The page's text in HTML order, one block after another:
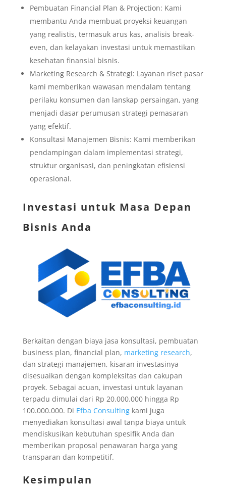
Pembuatan Financial Plan & Projection: Kami
membantu Anda membuat proyeksi keuangan
yang realistis, termasuk arus kas, analisis break-
even, dan kelayakan investasi untuk memastikan
kesehatan finansial bisnis.
Marketing Research & Strategi: Layanan riset pasar
kami memberikan wawasan mendalam tentang
perilaku konsumen dan lanskap persaingan, yang
menjadi dasar perumusan strategi pemasaran
yang efektif.
Konsultasi Manajemen Bisnis: Kami memberikan
pendampingan dalam implementasi strategi,
struktur organisasi, dan peningkatan efisiensi
operasional.
Investasi untuk Masa Depan
Bisnis Anda
Berkaitan dengan biaya jasa konsultasi, pembuatan
business plan, financial plan, marketing research,
dan strategi manajemen, kisaran investasinya
disesuaikan dengan kompleksitas dan cakupan
proyek. Sebagai acuan, investasi untuk layanan
terpadu dimulai dari Rp 20.000.000 hingga Rp
100.000.000. Di Efba Consultingkami juga
menyediakan konsultasi awal tanpa biaya untuk
mendiskusikan kebutuhan spesifik Anda dan
memberikan proposal penawaran harga yang
transparan dan kompetitif.
Kesimpulan